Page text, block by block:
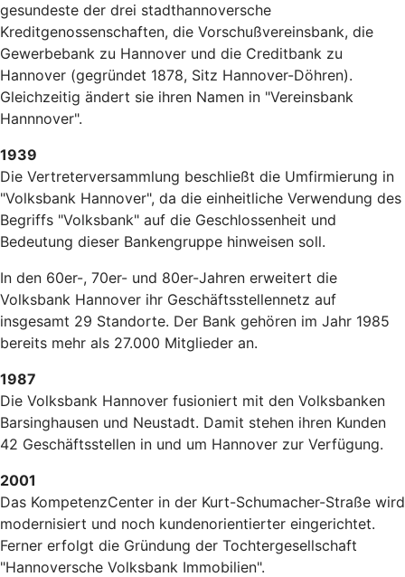
gesundeste der drei stadthannoversche
Kreditgenossenschaften, die Vorschußvereinsbank, die
Gewerbebank zu Hannover und die Creditbank zu
Hannover (gegründet 1878, Sitz Hannover-Döhren).
Gleichzeitig ändert sie ihren Namen in "Vereinsbank
Hannnover".
1939
Die Vertreterversammlung beschließt die Umfirmierung in
"Volksbank Hannover", da die einheitliche Verwendung des
Begriffs "Volksbank" auf die Geschlossenheit und
Bedeutung dieser Bankengruppe hinweisen soll.
In den 60er-, 70er- und 80er-Jahren erweitert die
Volksbank Hannover ihr Geschäftsstellennetz auf
insgesamt 29 Standorte. Der Bank gehören im Jahr 1985
bereits mehr als 27.000 Mitglieder an.
1987
Die Volksbank Hannover fusioniert mit den Volksbanken
Barsinghausen und Neustadt. Damit stehen ihren Kunden
42 Geschäftsstellen in und um Hannover zur Verfügung.
2001
Das KompetenzCenter in der Kurt-Schumacher-Straße wird
modernisiert und noch kundenorientierter eingerichtet.
Ferner erfolgt die Gründung der Tochtergesellschaft
"Hannoversche Volksbank Immobilien".